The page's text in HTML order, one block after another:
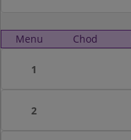
Menu Chod
1
2